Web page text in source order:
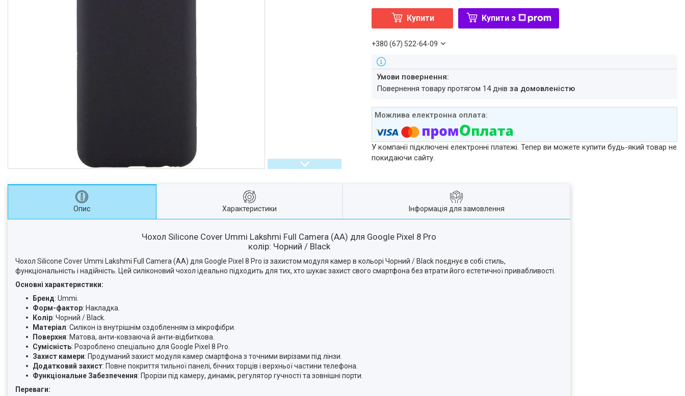
Купити Купити з
+380 (67) 522-64-09
повернення товару протягом 14 днівза домовленістю
У компанії підключені електронні платежі. Тепер ви можете купити будь-який товар не
покидаючи сайту.
Опис Характеристики Інформація для замовлення
Чохол Silicone Cover Ummi Lakshmi Full Camera (AA) для Google Pixel 8 Pro
колір: Чорний / Black
Чохол Silicone Cover Ummi Lakshmi Full Camera (AA) для Google Pixel 8 Pro із захистом модуля камер в кольорі Чорний / Black поєднує в собі стиль,
функціональність і надійність. Цей силіконовий чохол ідеально підходить для тих, хто шукає захист свого смартфона без втрати його естетичної привабливості.
Основні характеристики:
Бренд: Ummi.
Форм-фактор: Накладка.
Колір: Чорний / Black.
Матеріал: Силікон із внутрішнім оздобленням із мікрофібри.
Поверхня: Матова, анти-ковзаюча й анти-відбиткова.
Сумісність: Розроблено спеціально для Google Pixel 8 Pro.
Захист камери: Продуманий захист модуля камер смартфона з точними вирізами під лінзи.
Додатковий захист: Повне покриття тильної панелі, бічних торців і верхньої частини телефона.
Функціональне Забезпечення: Прорізи під камеру, динамік, регулятор гучності та зовнішні порти.
Переваги: